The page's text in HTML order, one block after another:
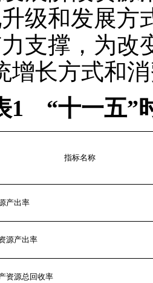
级和发展方
支撑，为改
增长方式和
1 “十一五”
指标名称
产出率
源产出率
资源总回收率